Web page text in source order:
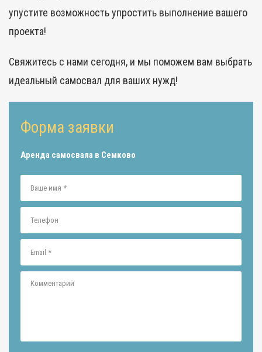
упустите возможность упростить выполнение вашего
проекта!
Свяжитесь с нами сегодня, и мы поможем вам выбрать
идеальный самосвал для ваших нужд!
Форма заявки
Аренда самосвала в Семково